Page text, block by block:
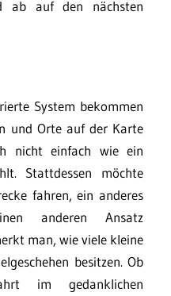
ab auf den nächsten
System bekommen
und Orte auf der Karte
nicht einfach wie ein
Stattdessen möchte
fahren, ein anderes
anderen Ansatz
man, wie viele kleine
besitzen. Ob
im gedanklichen